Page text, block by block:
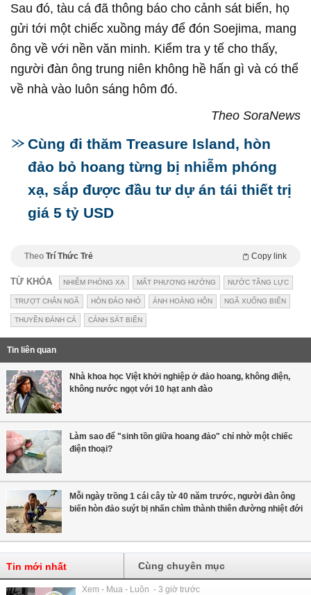
Sau đó, tàu cá đã thông báo cho cảnh sát biển, họ
gửi tới một chiếc xuồng máy để đón Soejima, mang
ông về với nền văn minh. Kiểm tra y tế cho thấy,
người đàn ông trung niên không hề hấn gì và có thể
về nhà vào luôn sáng hôm đó.
Theo SoraNews
Cùng đi thăm Treasure Island, hòn
đảo bỏ hoang từng bị nhiễm phóng
xạ, sắp được đầu tư dự án tái thiết trị
giá 5 tỷ USD
Theo Trí Thức Trẻ Copy link
TỪ KHÓA NHIỄM PHÓNG XẠ MẤT PHƯƠNG HƯỚNG NƯỚC TĂNG LỰC
TRƯỢT CHÂN NGÃ HÒN ĐẢO NHỎ ÁNH HOÀNG HÔN NGÃ XUỐNG BIỂN
THUYỀN ĐÁNH CÁ CẢNH SÁT BIỂN
Tin liên quan
Nhà khoa học Việt khởi nghiệp ở đảo hoang, không điện,
không nước ngọt với 10 hạt anh đào
Làm sao để "sinh tồn giữa hoang đảo" chỉ nhờ một chiếc
điện thoại?
Mỗi ngày trồng 1 cái cây từ 40 năm trước, người đàn ông
biến hòn đảo suýt bị nhấn chìm thành thiên đường nhiệt đới
Tin mới nhất Cùng chuyên mục
Xem - Mua - Luôn - 3 giờ trước